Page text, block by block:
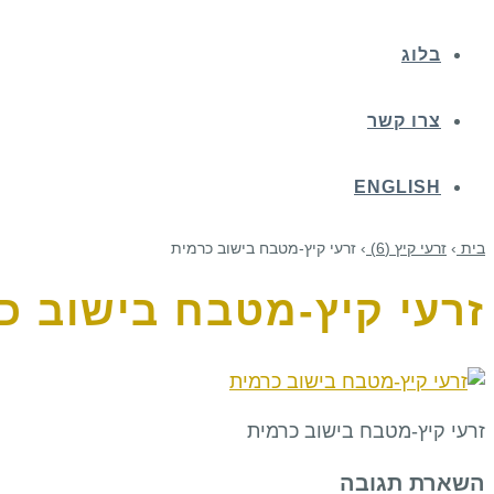
בלוג
צרו קשר
ENGLISH
בית › זרעי קיץ (6) › זרעי קיץ-מטבח בישוב כרמית
זרעי קיץ-מטבח בישוב
זרעי קיץ-מטבח בישוב כרמית
השארת תגובה